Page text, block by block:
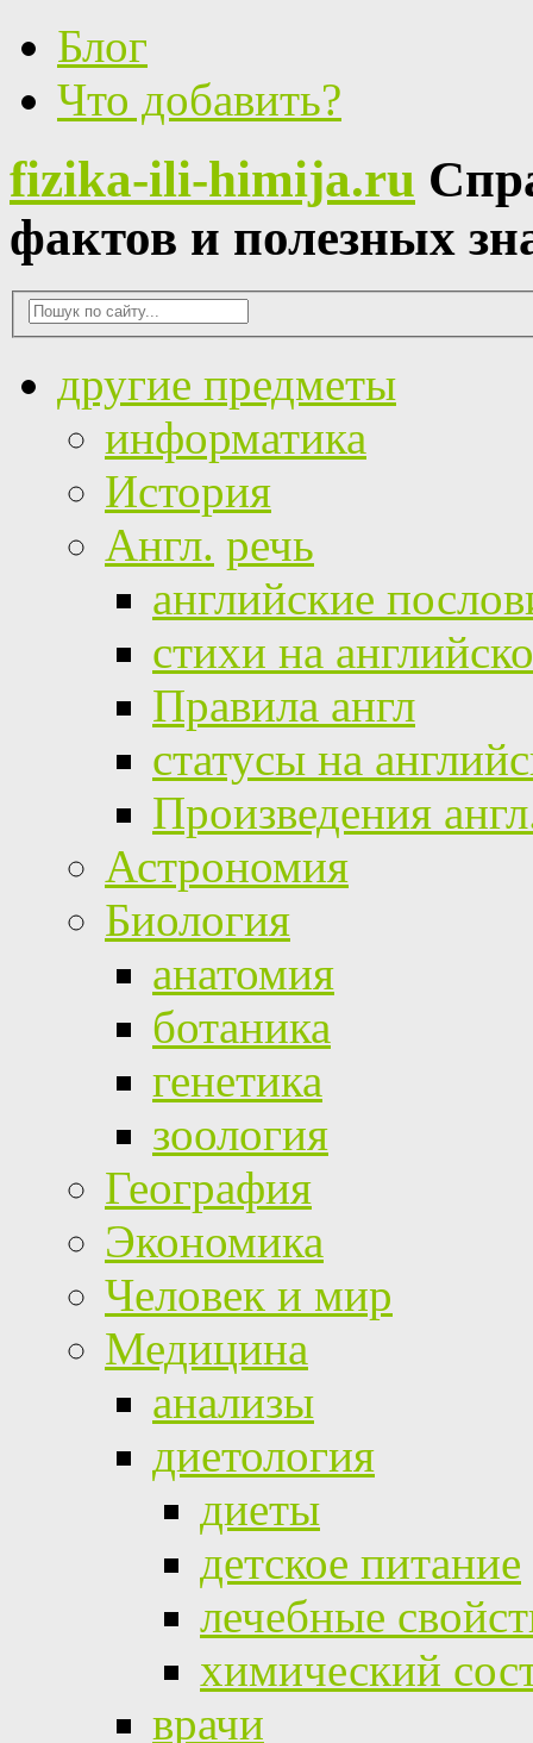
Блог
Что добавить?
fizika-ili-himija.ru
фактов и полезных
другие предметы
информатика
История
Англ. речь
английские
стихи на
Правила англ
статусы на
Произведения
Астрономия
Биология
анатомия
ботаника
генетика
зоология
География
Экономика
Человек и мир
Медицина
анализы
диетология
диеты
детское питание
лечебные
химический
врачи